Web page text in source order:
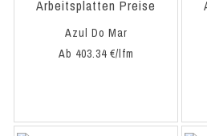
Azul Do Mar
Ab 403.34 €/lfm